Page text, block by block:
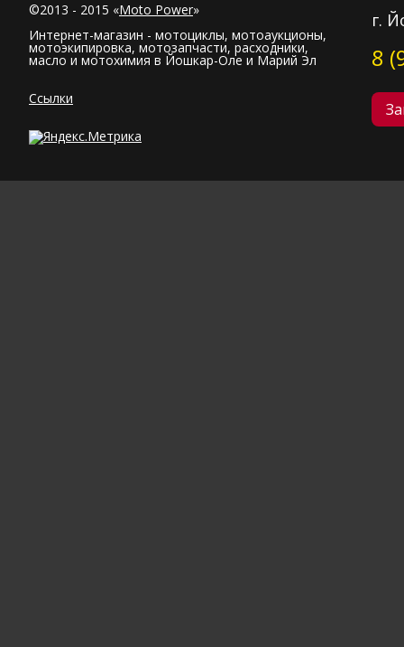
©2013 - 2015 «Moto Power»
Интернет-магазин - мотоциклы, мотоаукционы,
мотоэкипировка, мотозапчасти, расходники,
масло и мотохимия в Йошкар-Оле и Марий Эл
Ссылки
г.
8